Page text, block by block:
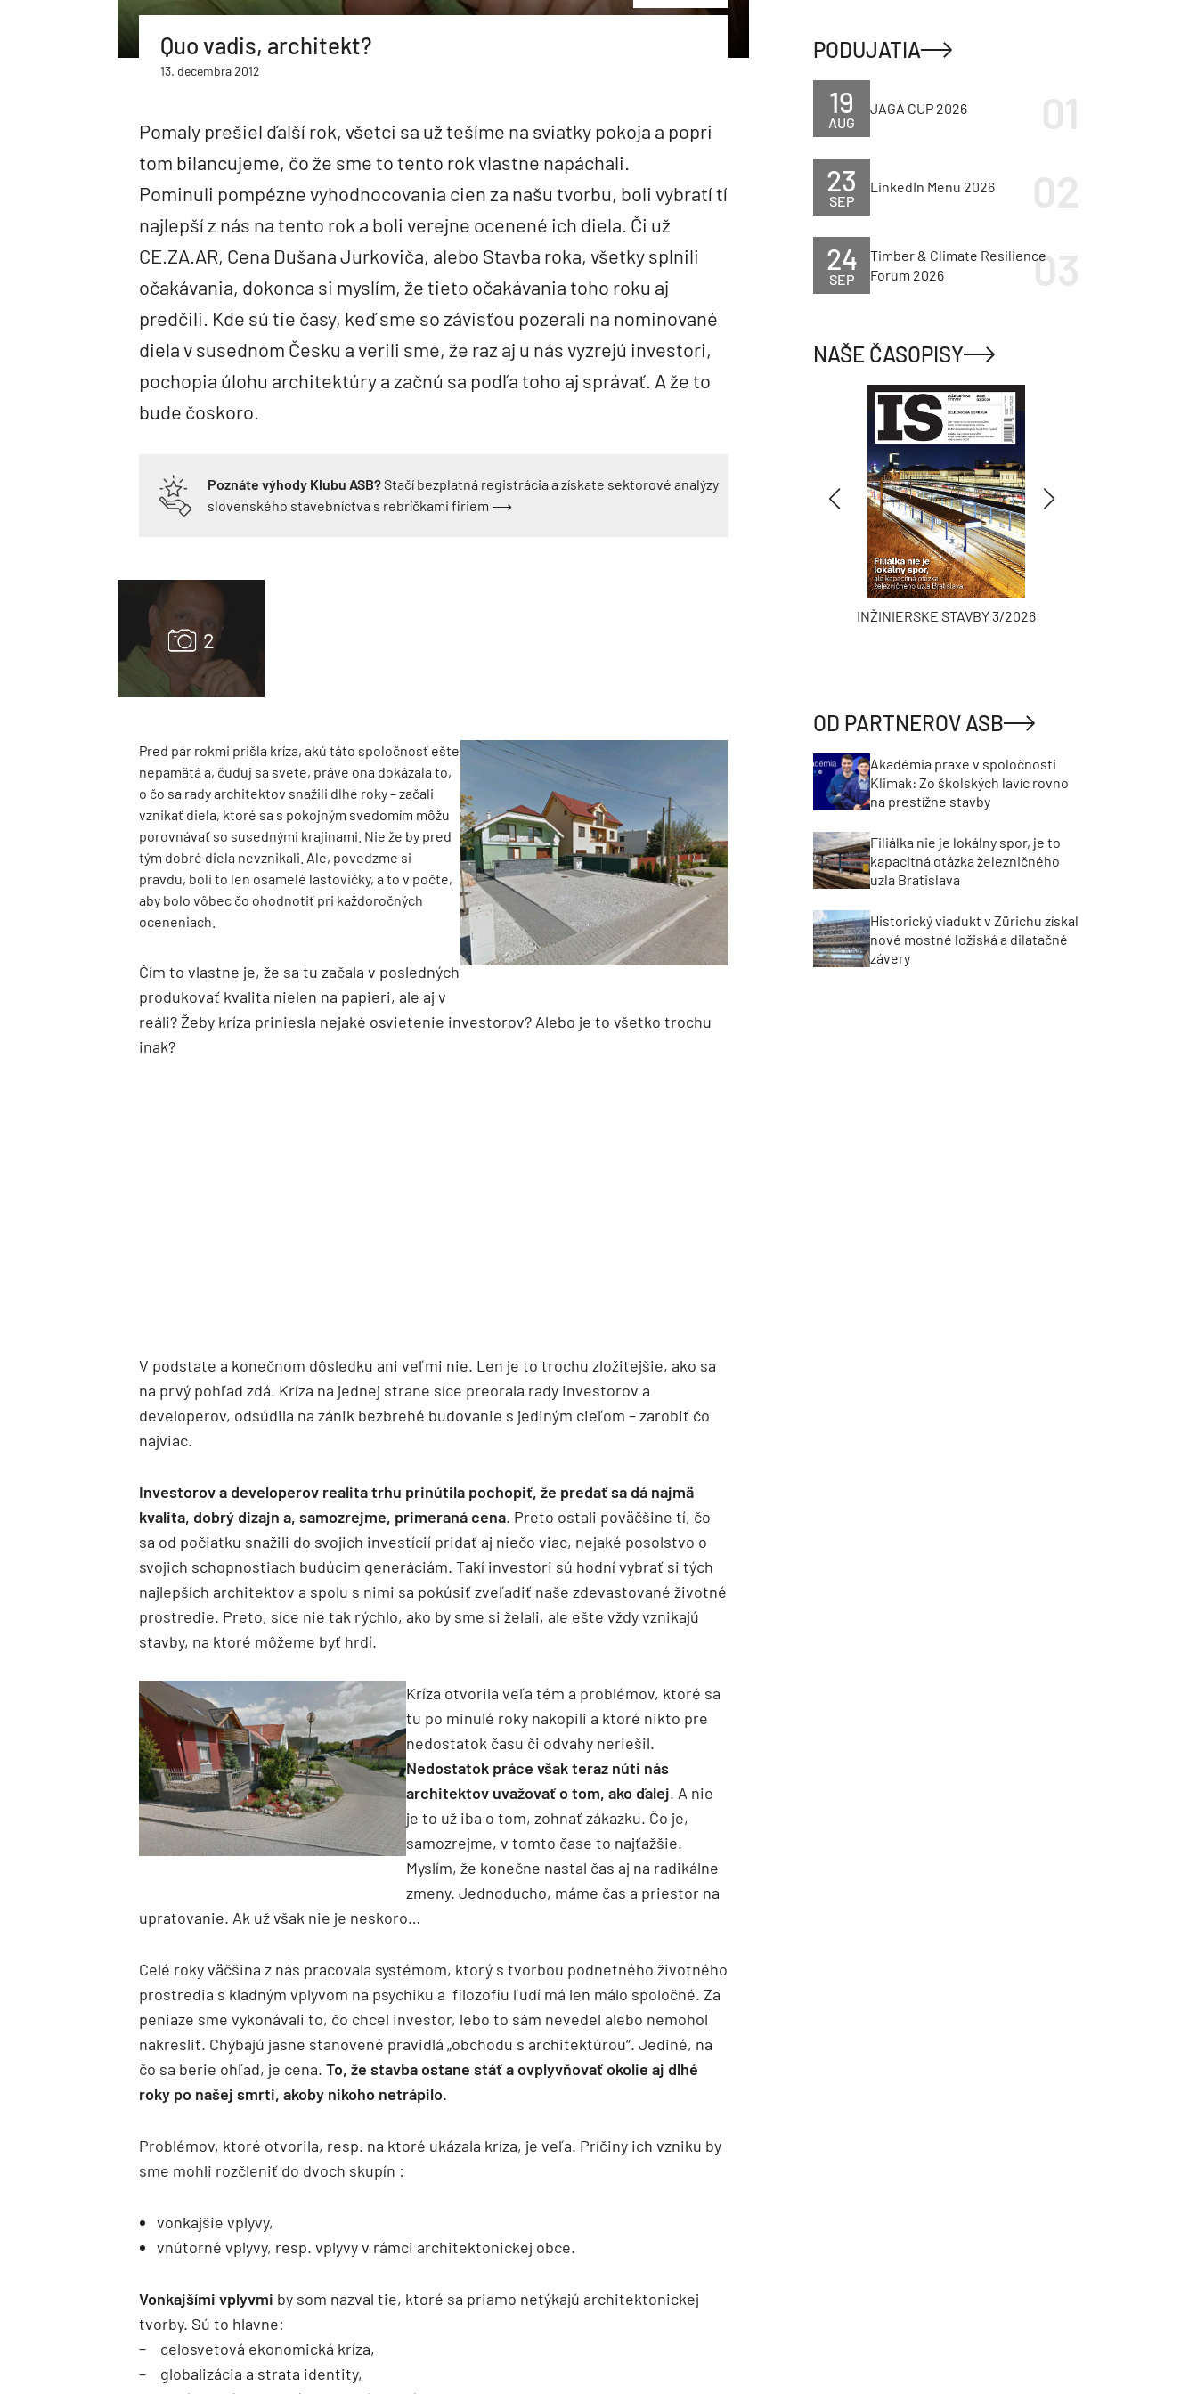
Quo vadis, architekt?
13. decembra 2012
Pomaly prešiel ďalší rok, všetci sa už tešíme na sviatky pokoja a popri
tom bilancujeme, čo že sme to tento rok vlastne napáchali.
Pominuli pompézne vyhodnocovania cien za našu tvorbu, boli vybratí tí
najlepší z nás na tento rok a boli verejne ocenené ich diela. Či už
CE.ZA.AR, Cena Dušana Jurkoviča, alebo Stavba roka, všetky splnili
očakávania, dokonca si myslím, že tieto očakávania toho roku aj
predčili. Kde sú tie časy, keď sme so závisťou pozerali na nominované
diela v susednom Česku a verili sme, že raz aj u nás vyzrejú investori,
pochopia úlohu architektúry a začnú sa podľa toho aj správať. A že to
bude čoskoro.
Poznáte výhody Klubu ASB?Stačí bezplatná registrácia a získate sektorové analýzy
slovenského stavebníctva s rebríčkami firiem ⟶
Pred pár rokmi prišla kríza, akú táto spoločnosť ešte
nepamätá a, čuduj sa svete, práve ona dokázala to,
o čo sa rady architektov snažili dlhé roky – začali
vznikať diela, ktoré sa s pokojným svedomím môžu
porovnávať so susednými krajinami. Nie že by pred
tým dobré diela nevznikali. Ale, povedzme si
pravdu, boli to len osamelé lastovičky, a to v počte,
aby bolo vôbec čo ohodnotiť pri každoročných
oceneniach.
Čím to vlastne je, že sa tu začala v posledných
produkovať kvalita nielen na papieri, ale aj v
reáli? Žeby kríza priniesla nejaké osvietenie investorov? Alebo je to všetko trochu
inak?
V podstate a konečnom dôsledku ani veľmi nie. Len je to trochu zložitejšie, ako sa
na prvý pohľad zdá. Kríza na jednej strane síce preorala rady investorov a
developerov, odsúdila na zánik bezbrehé budovanie s jediným cieľom – zarobiť čo
najviac.
Investorov a developerov realita trhu prinútila pochopiť, že predať sa dá najmä
kvalita, dobrý dizajn a, samozrejme, primeraná cena. Preto ostali poväčšine tí, čo
sa od počiatku snažili do svojich investícií pridať aj niečo viac, nejaké posolstvo o
svojich schopnostiach budúcim generáciám. Takí investori sú hodní vybrať si tých
najlepších architektov a spolu s nimi sa pokúsiť zveľadiť naše zdevastované životné
prostredie. Preto, síce nie tak rýchlo, ako by sme si želali, ale ešte vždy vznikajú
stavby, na ktoré môžeme byť hrdí.
Kríza otvorila veľa tém a problémov, ktoré sa
tu po minulé roky nakopili a ktoré nikto pre
nedostatok času či odvahy neriešil.
Nedostatok práce však teraz núti nás
architektov uvažovať o tom, ako ďalej. A nie
je to už iba o tom, zohnať zákazku. Čo je,
samozrejme, v tomto čase to najťažšie.
Myslím, že konečne nastal čas aj na radikálne
zmeny. Jednoducho, máme čas a priestor na
upratovanie. Ak už však nie je neskoro…
Celé roky väčšina z nás pracovala systémom, ktorý s tvorbou podnetného životného
prostredia s kladným vplyvom na psychiku a filozofiu ľudí má len málo spoločné. Za
peniaze sme vykonávali to, čo chcel investor, lebo to sám nevedel alebo nemohol
nakresliť. Chýbajú jasne stanovené pravidlá „obchodu s architektúrou“. Jediné, na
čo sa berie ohľad, je cena. To, že stavba ostane stáť a ovplyvňovať okolie aj dlhé
roky po našej smrti, akoby nikoho netrápilo.
Problémov, ktoré otvorila, resp. na ktoré ukázala kríza, je veľa. Príčiny ich vzniku by
sme mohli rozčleniť do dvoch skupín :
vonkajšie vplyvy,
vnútorné vplyvy, resp. vplyvy v rámci architektonickej obce.
Vonkajšími vplyvmi by som nazval tie, ktoré sa priamo netýkajú architektonickej
tvorby. Sú to hlavne:
– celosvetová ekonomická kríza,
– globalizácia a strata identity,
PODUJATIA
AUG
19 JAGA CUP 2026
SEP
23 LinkedIn Menu 2026
SEP
24
Timber & Climate Resilience
Forum 2026
NAŠE ČASOPISY
INŽINIERSKE STAVBY 3/2026
OD PARTNEROV ASB
Akadémia praxe v spoločnosti
Klimak: Zo školských lavíc rovno
na prestížne stavby
Filiálka nie je lokálny spor, je to
kapacitná otázka železničného
uzla Bratislava
Historický viadukt v Zürichu získal
nové mostné ložiská a dilatačné
závery